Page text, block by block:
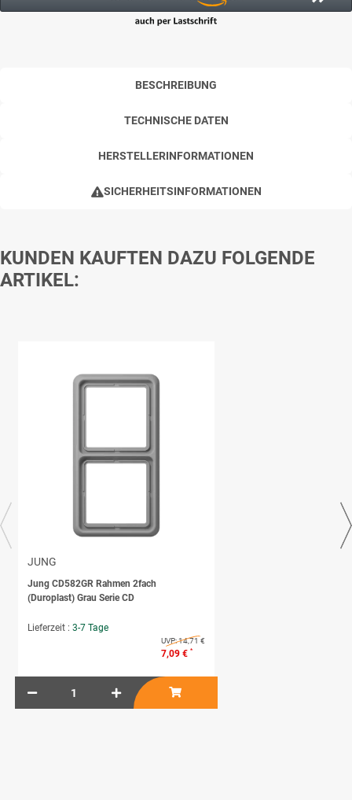
BESCHREIBUNG
TECHNISCHE DATEN
HERSTELLERINFORMATIONEN
SICHERHEITSINFORMATIONEN
KUNDEN KAUFTEN DAZU FOLGENDE
ARTIKEL:
JUNG
Jung CD582GR Rahmen 2fach
(Duroplast) Grau Serie CD
Lieferzeit : 3-7 Tage
UVP:14,71 €
7,09 € *